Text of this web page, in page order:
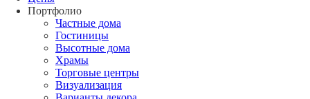
Портфолио
Частные дома
Гостиницы
Высотные дома
Храмы
Торговые центры
Визуализация